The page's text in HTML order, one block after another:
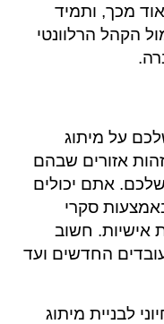
מכך, ותמיד
הקהל הרלוונטי
על מיתוג
אזורים שבהם
אתם יכולים
סקרי
אישיות. חשוב
החדשים ועד
לבניית מיתוג